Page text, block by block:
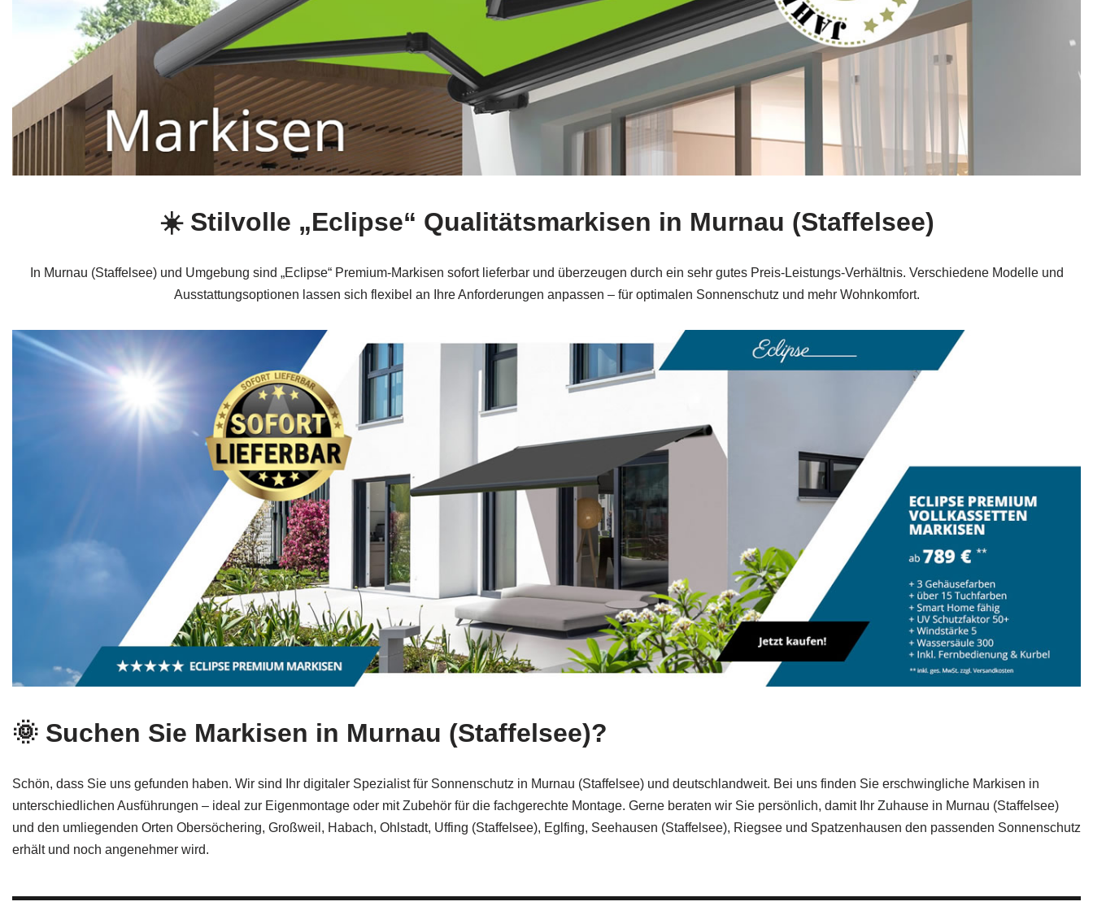
☀️ Stilvolle „Eclipse“ Qualitätsmarkisen in Murnau (Staffelsee)
In Murnau (Staffelsee) und Umgebung sind „Eclipse“ Premium-Markisen sofort lieferbar und überzeugen durch ein sehr gutes Preis-Leistungs-Verhältnis. Verschiedene Modelle und
Ausstattungsoptionen lassen sich flexibel an Ihre Anforderungen anpassen – für optimalen Sonnenschutz und mehr Wohnkomfort.
🌞 Suchen Sie Markisen in Murnau (Staffelsee)?
Schön, dass Sie uns gefunden haben. Wir sind Ihr digitaler Spezialist für Sonnenschutz in Murnau (Staffelsee) und deutschlandweit. Bei uns finden Sie erschwingliche Markisen in
unterschiedlichen Ausführungen – ideal zur Eigenmontage oder mit Zubehör für die fachgerechte Montage. Gerne beraten wir Sie persönlich, damit Ihr Zuhause in Murnau (Staffelsee)
und den umliegenden Orten Obersöchering, Großweil, Habach, Ohlstadt, Uffing (Staffelsee), Eglfing, Seehausen (Staffelsee), Riegsee und Spatzenhausen den passenden Sonnenschutz
erhält und noch angenehmer wird.